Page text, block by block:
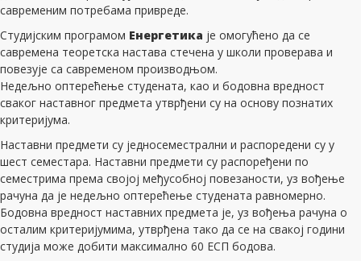
савременим потребама привреде.
Студијским програмом Енергетика је омогућено да се
савремена теоретска настава стечена у школи проверава и
повезује са савременом производњом.
Недељно оптерећење студената, као и бодовна вредност
сваког наставног предмета утврђени су на основу познатих
критеријума.
Наставни предмети су једносеместрални и распоредени су у
шест семестара. Наставни предмети су распоређени по
семестрима према својој међусобној повезаности, уз вођење
рачуна да је недељно оптерећење студената равномерно.
Бодовна вредност наставних предмета је, уз вођења рачуна о
осталим критеријумима, утврђена тако да се на свакој години
студија може добити максимално 60 ЕСП бодова.